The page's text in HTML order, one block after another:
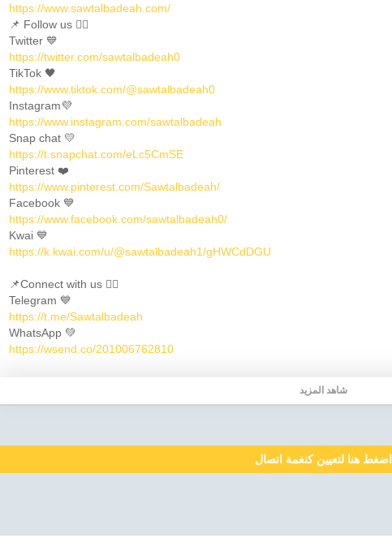
https://www.sawtalbadeah.com/
📌 Follow us 👇🏼
Twitter 💙
https://twitter.com/sawtalbadeah0
TikTok 🖤
https://www.tiktok.com/@sawtalbadeah0
Instagram💜
https://www.instagram.com/sawtalbadeah
Snap chat 💛
https://t.snapchat.com/eLc5CmSE
Pinterest ❤️
https://www.pinterest.com/Sawtalbadeah/
Facebook 💙
https://www.facebook.com/sawtalbadeah0/
Kwai 💙
https://k.kwai.com/u/@sawtalbadeah1/gHWCdDGU
📌Connect with us 👇🏼
Telegram 💙
https://t.me/Sawtalbadeah
WhatsApp 💚
https://wsend.co/201006762810
شاهد المزيد
اضغط هنا لتعيين كنغمة اتصال